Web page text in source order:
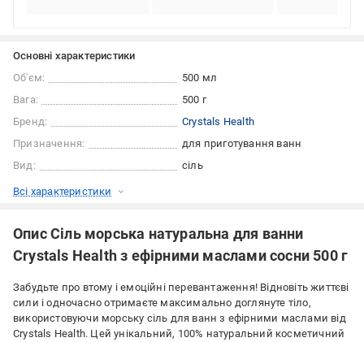
Основні характеристики
Об'єм:
500 мл
Вага:
500 г
Бренд:
Crystals Health
Призначення:
для приготування ванн
Вид:
сіль
Всі характеристики
Опис Сіль морська натуральна для ванни
Crystals Health з ефірними маслами сосни 500 г
Забудьте про втому і емоційні перевантаження! Відновіть життєві
сили і одночасно отримаєте максимально доглянуте тіло,
використовуючи морську сіль для ванн з ефірними маслами від
Crystals Health. Цей унікальний, 100% натуральний косметичний